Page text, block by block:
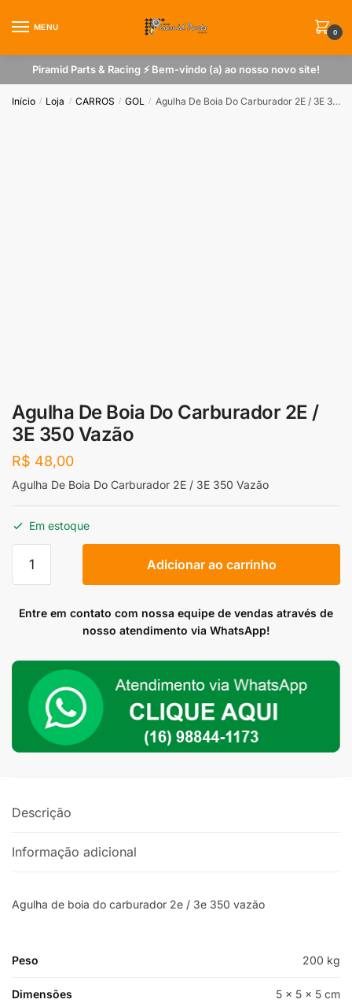
MENU
0
Piramid Parts & Racing ⚡ Bem-vindo (a) ao nosso novo site!
Início / Loja / CARROS / GOL / Agulha De Boia Do Carburador 2E / 3E 350 Vazão
Agulha De Boia Do Carburador 2E /
3E 350 Vazão
R$ 48,00
Agulha De Boia Do Carburador 2E / 3E 350 Vazão
Em estoque
Do
/
350
Vazão
quantidade
Adicionar ao carrinho
Entre em contato com nossa equipe de vendas através de
nosso atendimento via WhatsApp!
Descrição
Informação adicional
Agulha de boia do carburador 2e / 3e 350 vazão
Peso 200 kg
Dimensões 5 × 5 × 5 cm